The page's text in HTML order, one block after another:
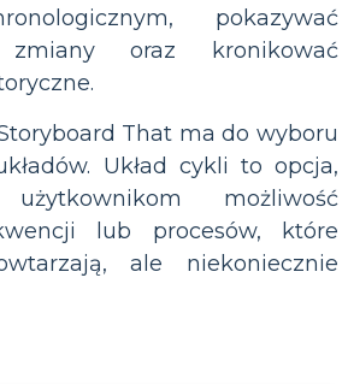
pokazywać
oraz kronikować
That ma do wyboru
Układ cykli to opcja,
możliwość
lub procesów, które
ale niekoniecznie